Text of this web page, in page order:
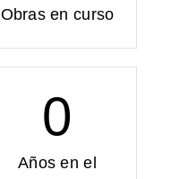
Obras en curso
0
Años en el